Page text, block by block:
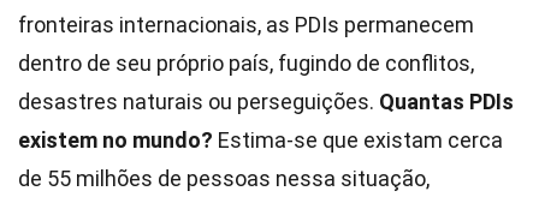
fronteiras internacionais, as PDIs permanecem
dentro de seu próprio país, fugindo de conflitos,
desastres naturais ou perseguições. Quantas PDIs
existem no mundo? Estima-se que existam cerca
de 55 milhões de pessoas nessa situação,